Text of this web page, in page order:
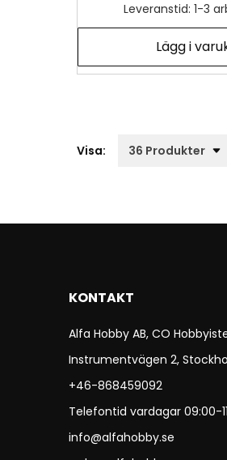
Leveranstid: 1-3
Lägg i
Visa:
KONTAKT
Alfa Hobby AB, CO
Instrumentvägen 2,
+46-868459092
Telefontid vardagar 09:00-
info@alfahobby.se